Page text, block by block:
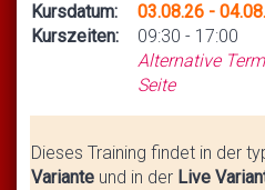
Kursdatum:
Kurszeiten:
03.08.26 -
09:30 - 17:00
Alternative
Seite
Dieses Training findet in der
Variante und in der Live